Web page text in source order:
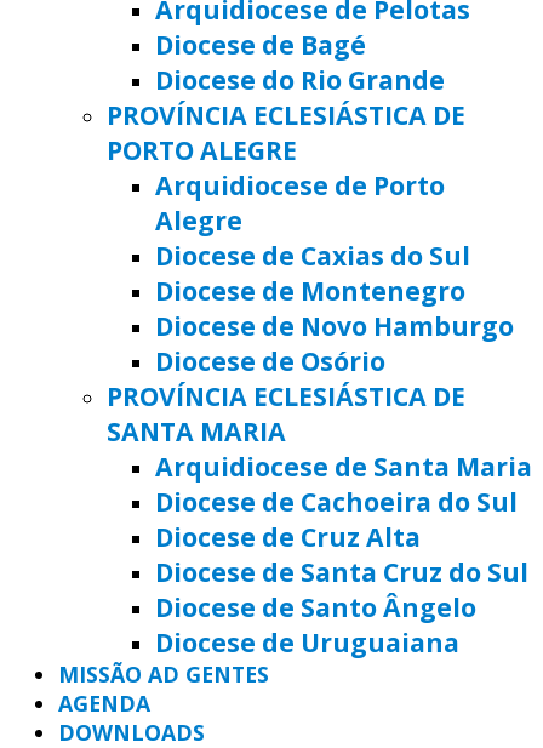
Arquidiocese de Pelotas
Diocese de Bagé
Diocese do Rio Grande
PROVÍNCIA ECLESIÁSTICA DE
PORTO ALEGRE
Arquidiocese de Porto
Alegre
Diocese de Caxias do Sul
Diocese de Montenegro
Diocese de Novo Hamburgo
Diocese de Osório
PROVÍNCIA ECLESIÁSTICA DE
SANTA MARIA
Arquidiocese de Santa Maria
Diocese de Cachoeira do Sul
Diocese de Cruz Alta
Diocese de Santa Cruz do Sul
Diocese de Santo Ângelo
Diocese de Uruguaiana
MISSÃO AD GENTES
AGENDA
DOWNLOADS